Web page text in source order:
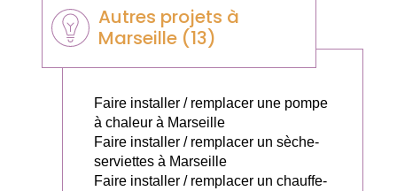
Autres projets à
Marseille (13)
Faire installer / remplacer une pompe
à chaleur à Marseille
Faire installer / remplacer un sèche-
serviettes à Marseille
Faire installer / remplacer un chauffe-